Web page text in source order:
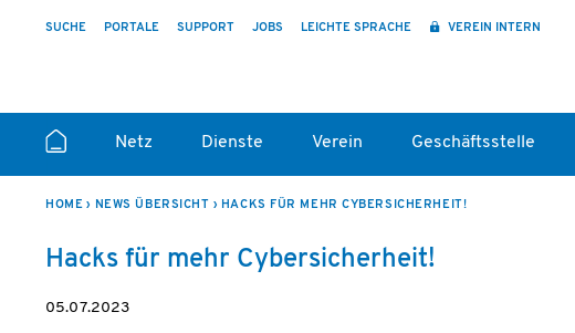
SUCHE PORTALE SUPPORT JOBS LEICHTE SPRACHE VEREIN INTERN
Netz Dienste Verein Geschäftsstelle
HOME NEWS ÜBERSICHT HACKS FÜR MEHR CYBERSICHERHEIT!
Hacks für mehr Cybersicherheit!
05.07.2023